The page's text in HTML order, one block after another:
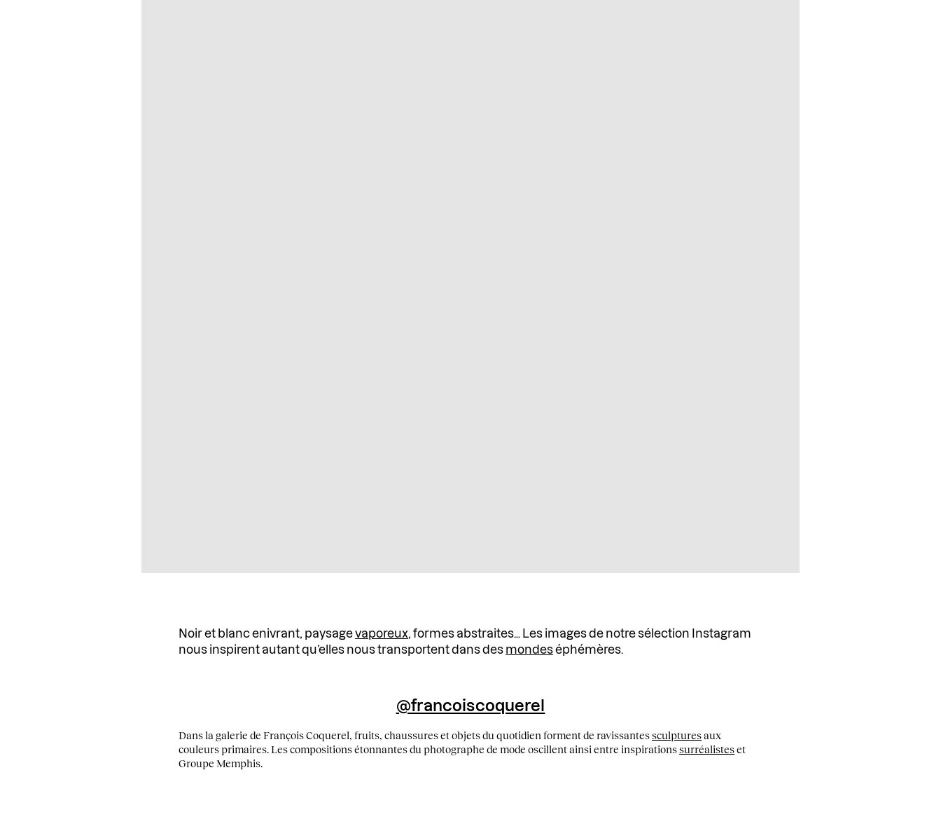
Noir et blanc enivrant, paysagevaporeux, formes abstraites… Les images de notre sélection Instagram
nous inspirent autant qu’elles nous transportent dans des mondeséphémères.
@francoiscoquerel
Dans la galerie de François Coquerel, fruits, chaussures et objets du quotidien forment de ravissantessculpturesaux
couleurs primaires. Les compositions étonnantes du photographe de mode oscillent ainsi entre inspirationssurréalisteset
Groupe Memphis.